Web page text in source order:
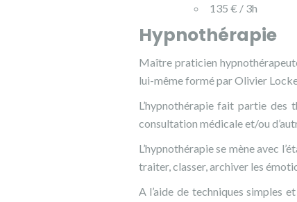
135 € / 3h
Hypnothérapie
Maître praticien
lui-même formé par Olivier
L’hypnothérapie fait partie des
consultation médicale et/ou
L’hypnothérapie se mène avec
traiter, classer, archiver les
A l’aide de techniques simples